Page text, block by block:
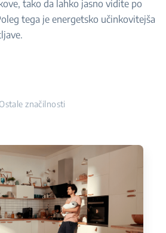
tako da lahko jasno vidite po
tega je energetsko učinkovitejša
značilnosti